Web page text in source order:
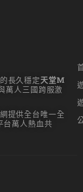
長久穩定天堂M
萬人三國跨服激
提供全台唯一全
台萬人熱血共